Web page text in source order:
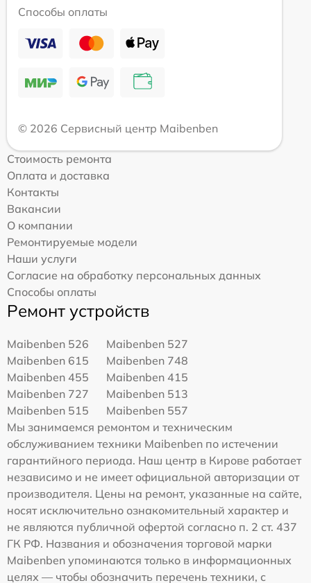
Способы оплаты
© 2026 Сервисный центр Maibenben
Стоимость ремонта
Оплата и доставка
Контакты
Вакансии
О компании
Ремонтируемые модели
Наши услуги
Согласие на обработку персональных данных
Способы оплаты
Ремонт устройств
Maibenben 526
Maibenben 527
Maibenben 615
Maibenben 748
Maibenben 455
Maibenben 415
Maibenben 727
Maibenben 513
Maibenben 515
Maibenben 557
Мы занимаемся ремонтом и техническим
обслуживанием техники Maibenben по истечении
гарантийного периода. Наш центр в Кирове работает
независимо и не имеет официальной авторизации от
производителя. Цены на ремонт, указанные на сайте,
носят исключительно ознакомительный характер и
не являются публичной офертой согласно п. 2 ст. 437
ГК РФ. Названия и обозначения торговой марки
Maibenben упоминаются только в информационных
целях — чтобы обозначить перечень техники, с